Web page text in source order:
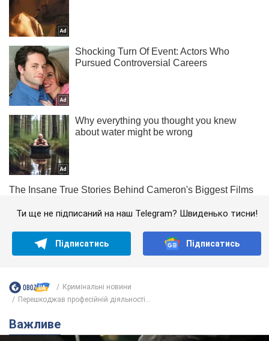
Ти ще не підписаний на наш Telegram? Швиденько тисни!
Підписатись Підписатись
Кримінальні новини
Перешкоджав професійній діяльності...
Важливе